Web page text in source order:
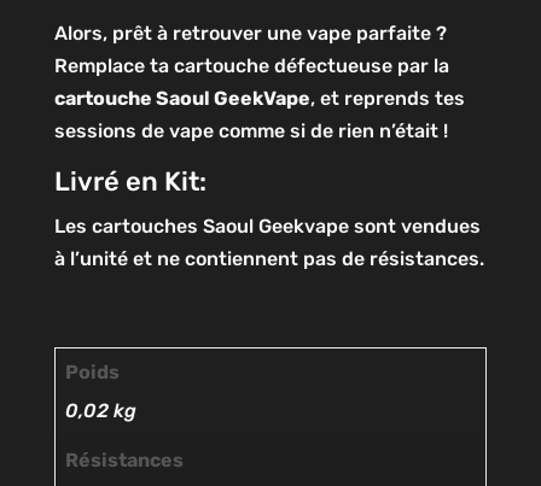
Alors, prêt à retrouver une vape parfaite ?
Remplace ta cartouche défectueuse par la
cartouche Saoul GeekVape, et reprends tes
sessions de vape comme si de rien n’était !
Livré en Kit:
Les cartouches Saoul Geekvape sont vendues
à l’unité et ne contiennent pas de résistances.
Poids
0,02 kg
Résistances